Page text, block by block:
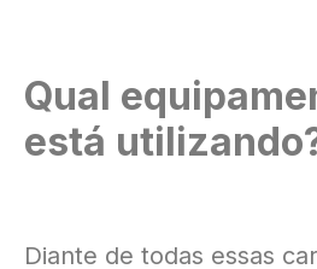
Qual
está
Diante de todas essas